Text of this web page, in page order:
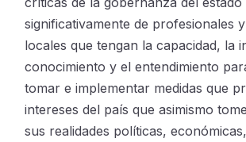
significativamente de profesionales
locales que tengan la capacidad, la
conocimiento y el entendimiento
tomar e implementar medidas que
intereses del país que asimismo
sus realidades políticas,